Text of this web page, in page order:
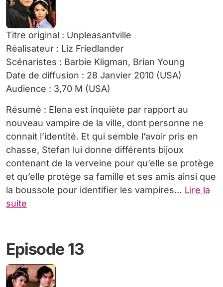
Titre original : Unpleasantville
Réalisateur : Liz Friedlander
Scénaristes : Barbie Kligman, Brian Young
Date de diffusion : 28 Janvier 2010 (USA)
Audience : 3,70 M (USA)
Résumé : Elena est inquiète par rapport au
nouveau vampire de la ville, dont personne ne
connait l’identité. Et qui semble l’avoir pris en
chasse, Stefan lui donne différents bijoux
contenant de la verveine pour qu’elle se protège
et qu’elle protège sa famille et ses amis ainsi que
la boussole pour identifier les vampires… Lire la
suite
Episode 13